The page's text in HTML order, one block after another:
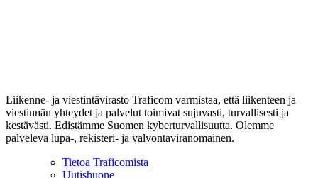
Liikenne- ja viestintävirasto Traficom varmistaa, että liikenteen ja
viestinnän yhteydet ja palvelut toimivat sujuvasti, turvallisesti ja
kestävästi. Edistämme Suomen kyberturvallisuutta. Olemme
palveleva lupa-, rekisteri- ja valvontaviranomainen.
Tietoa Traficomista
Uutishuone